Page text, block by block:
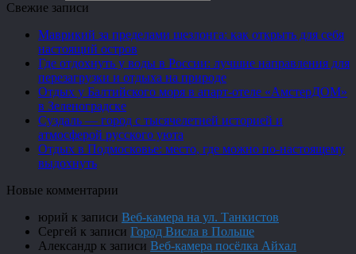
Свежие записи
Маврикий за пределами шезлонга: как открыть для себя
настоящий остров
Где отдохнуть у воды в России: лучшие направления для
перезагрузки и отдыха на природе
Отдых у Балтийского моря в апарт-отеле «АмстерДОМ»
в Зеленоградске
Суздаль — город с тысячелетней историей и
атмосферой русского уюта
Отдых в Подмосковье: место, где можно по-настоящему
выдохнуть
Новые комментарии
юрий к записи Веб-камера на ул. Танкистов
Сергей к записи Город Висла в Польше
Александр к записи Веб-камера посёлка Айхал